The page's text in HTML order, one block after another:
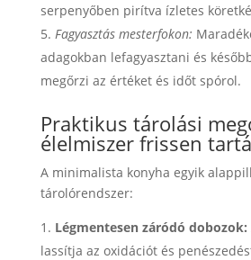
serpenyőben pirítva ízletes
Fagyasztás mesterfokon:
adagokban lefagyasztani és
megőrzi az értéket és időt spórol.
Praktikus tárolási
élelmiszer frissen
A minimalista konyha egyik
tárolórendszer:
Légmentesen záródó dobozok:
lassítja az oxidációt és